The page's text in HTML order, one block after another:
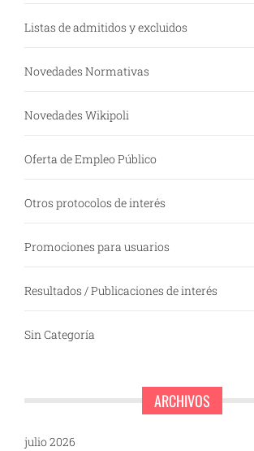
Listas de admitidos y excluidos
Novedades Normativas
Novedades Wikipoli
Oferta de Empleo Público
Otros protocolos de interés
Promociones para usuarios
Resultados / Publicaciones de interés
Sin Categoría
ARCHIVOS
julio 2026